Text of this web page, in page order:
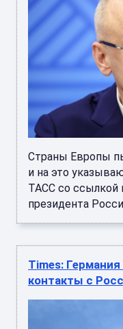
Страны Европы
и на это
ТАСС со ссылкой
президента
Times:
контакты с